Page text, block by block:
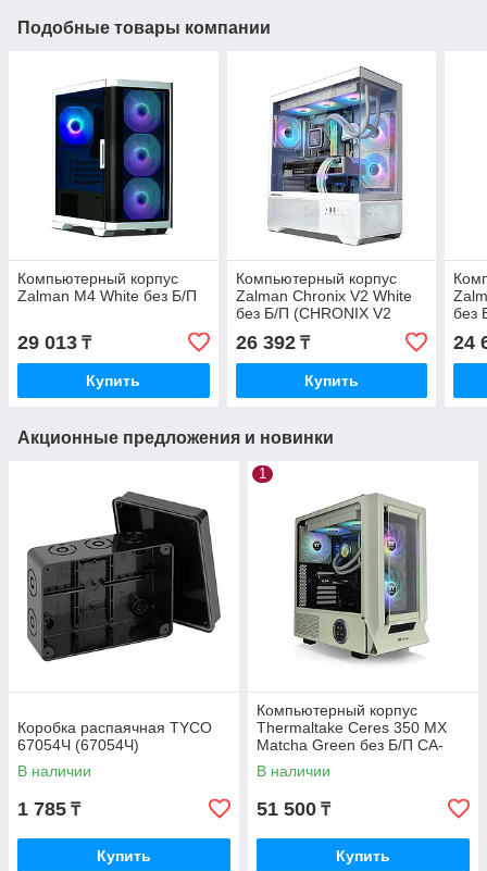
Подобные товары компании
Компьютерный корпус
Zalman M4 White без Б/П
29 013 ₸
Купить
Компьютерный корпус
Zalman Chronix V2 White
без Б/П (CHRONIX V2
26 392₸
Купить
без
24
Акционные предложения и новинки
Коробка распаячная TYCO
67054Ч (67054Ч)
В наличии
1 785 ₸
Купить
1
Компьютерный корпус
Thermaltake Ceres 350 MX
Matcha Green без Б/П CA-
1Z3-00MEWN-00
В наличии
51 500 ₸
Купить